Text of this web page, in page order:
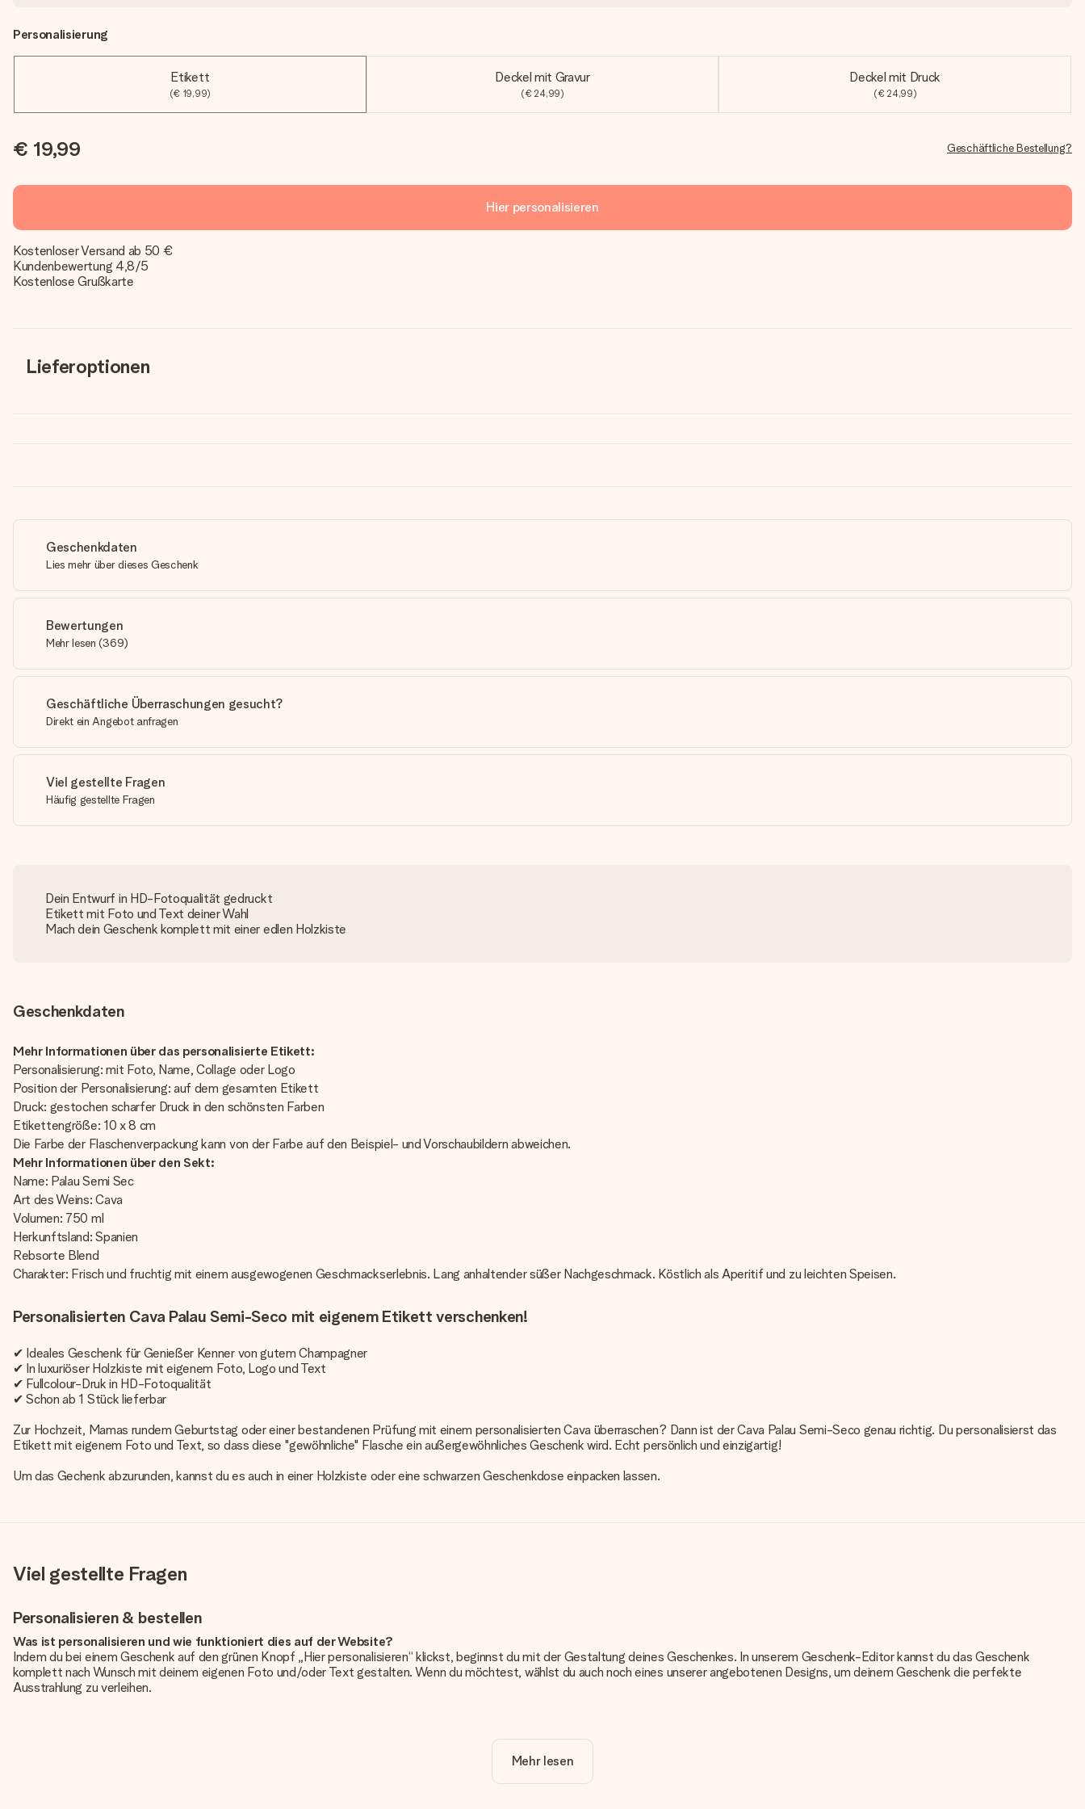
Personalisierung
Etikett
(€ 19,99)
Deckel mit Gravur
(€ 24,99)
Deckel mit Druck
(€ 24,99)
€ 19,99 Geschäftliche Bestellung?
Hier personalisieren
Kostenloser Versand ab 50 €
Kundenbewertung 4,8/5
Kostenlose Grußkarte
Lieferoptionen
Geschenkdaten
Lies mehr über dieses Geschenk
Bewertungen
Mehr lesen (369)
Geschäftliche Überraschungen gesucht?
Direkt ein Angebot anfragen
Viel gestellte Fragen
Häufig gestellte Fragen
Dein Entwurf in HD-Fotoqualität gedruckt
Etikett mit Foto und Text deiner Wahl
Mach dein Geschenk komplett mit einer edlen Holzkiste
Geschenkdaten
Mehr Informationen über das personalisierte Etikett:
Personalisierung: mit Foto, Name, Collage oder Logo
Position der Personalisierung: auf dem gesamten Etikett
Druck: gestochen scharfer Druck in den schönsten Farben
Etikettengröße: 10 x 8 cm
Die Farbe der Flaschenverpackung kann von der Farbe auf den Beispiel- und Vorschaubildern abweichen.
Mehr Informationen über den Sekt:
Name: Palau Semi Sec
Art des Weins: Cava
Volumen: 750 ml
Herkunftsland: Spanien
Rebsorte Blend
Charakter: Frisch und fruchtig mit einem ausgewogenen Geschmackserlebnis. Lang anhaltender süßer Nachgeschmack. Köstlich als Aperitif und zu leichten Speisen.
Personalisierten Cava Palau Semi-Seco mit eigenem Etikett verschenken!
✔ Ideales Geschenk für Genießer Kenner von gutem Champagner
✔ In luxuriöser Holzkiste mit eigenem Foto, Logo und Text
✔ Fullcolour-Druk in HD-Fotoqualität
✔ Schon ab 1 Stück lieferbar
Zur Hochzeit, Mamas rundem Geburtstag oder einer bestandenen Prüfung mit einem personalisierten Cava überraschen? Dann ist der Cava Palau Semi-Seco genau richtig. Du personalisierst das
Etikett mit eigenem Foto und Text, so dass diese "gewöhnliche" Flasche ein außergewöhnliches Geschenk wird. Echt persönlich und einzigartig!
Um das Gechenk abzurunden, kannst du es auch in einer Holzkiste oder eine schwarzen Geschenkdose einpacken lassen.
Viel gestellte Fragen
Personalisieren & bestellen
Was ist personalisieren und wie funktioniert dies auf der Website?
Indem du bei einem Geschenk auf den grünen Knopf „Hier personalisieren“ klickst, beginnst du mit der Gestaltung deines Geschenkes. In unserem Geschenk-Editor kannst du das Geschenk
komplett nach Wunsch mit deinem eigenen Foto und/oder Text gestalten. Wenn du möchtest, wählst du auch noch eines unserer angebotenen Designs, um deinem Geschenk die perfekte
Ausstrahlung zu verleihen.
Wir möchten sicherstellen, dass du mit deinem Geschenk rundum zufrieden bist. Deshalb ist es wichtig, qualitativ hochwertige Fotos zu verwenden. Wenn du dir nicht sicher bist, ob dein Bild die
Mehr lesen